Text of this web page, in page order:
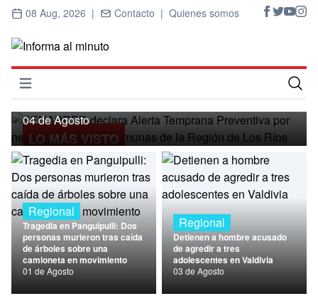
08 Aug, 2026 | Contacto | Quienes somos
Abrir menú
Inicio
Cultura
Deportes
Economía
Entrevistas
Nacional
LO MÁS VISTO
Regional
SENAPRED declara Alerta Temprana
Preventiva por nevadas para ocho
04 de Agosto
Regional
Tragedia en Panguipulli: Dos
personas murieron tras caída
de árboles sobre una
camioneta en movimiento
01 de Agosto
Regional
Detienen a hombre acusado
de agredir a tres
adolescentes en Valdivia
03 de Agosto